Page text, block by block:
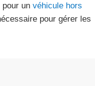
pour un véhicule hors
pour gérer les